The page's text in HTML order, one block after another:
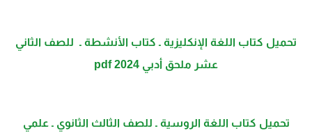
تحميل كتاب اللغة الإنكليزية ـ كتاب الأنشطة ـ للصف الثاني
عشر ملحق أدبي 2024 pdf
تحميل كتاب اللغة الروسية ـ للصف الثالث الثانوي ـ علمي